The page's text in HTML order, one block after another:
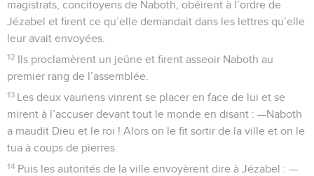
magistrats, concitoyens de Naboth, obéirent à l’ordre de
Jézabel et firent ce qu’elle demandait dans les lettres qu’elle
leur avait envoyées.
12 Ils proclamèrent un jeûne et firent asseoir Naboth au
premier rang de l’assemblée.
13 Les deux vauriens vinrent se placer en face de lui et se
mirent à l’accuser devant tout le monde en disant : —Naboth
a maudit Dieu et le roi ! Alors on le fit sortir de la ville et on le
tua à coups de pierres.
14 Puis les autorités de la ville envoyèrent dire à Jézabel : —